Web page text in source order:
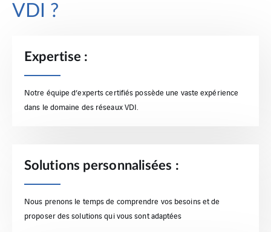
VDI ?
Expertise :
Notre équipe d’experts certifiés possède une vaste expérience
dans le domaine des réseaux VDI.
Solutions personnalisées :
Nous prenons le temps de comprendre vos besoins et de
proposer des solutions qui vous sont adaptées